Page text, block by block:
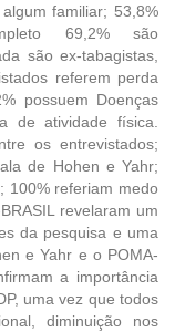
familiar; 53,8%
69,2% são
são ex-tabagistas,
referem perda
possuem Doenças
de atividade física.
os entrevistados;
de Hohen e Yahr;
100% referiam medo
revelaram um
da pesquisa e uma
e Yahr e o POMA-
a importância
uma vez que todos
diminuição nos